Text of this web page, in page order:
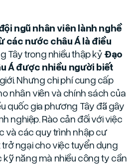
ngũ nhân viên lành nghề
các nước châu Á là điều
Tây trong nhiều thập kỷ Đạo
Á được nhiều người biết
Nhưng chi phí cung cấp
nhân viên và chính sách của
quốc gia phương Tây đã gây
nghiệp. Rào cản đối với việc
và các quy trình nhập cư
ngại cho việc tuyển dụng
năng mà nhiều công ty cần